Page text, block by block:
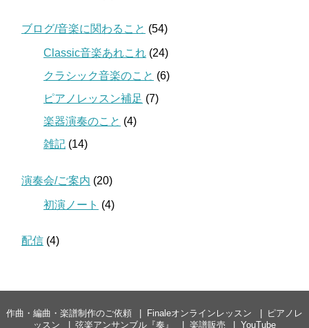
ブログ/音楽に関わること (54)
Classic音楽あれこれ (24)
クラシック音楽のこと (6)
ピアノレッスン補足 (7)
楽器演奏のこと (4)
雑記 (14)
演奏会/ご案内 (20)
初演ノート (4)
配信 (4)
作曲・編曲・楽譜制作のご依頼 Finaleオンラインレッスン
ピアノレ
ッスン
弦楽アンサンブル『奏』 楽譜販売 YouTube